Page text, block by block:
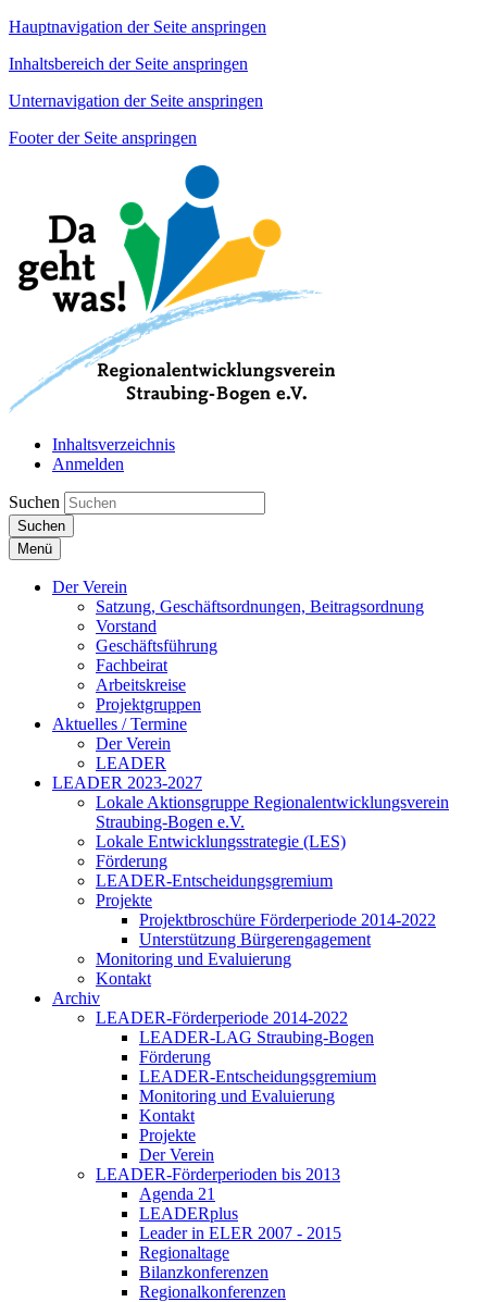
Hauptnavigation der Seite anspringen
Inhaltsbereich der Seite anspringen
Unternavigation der Seite anspringen
Footer der Seite anspringen
Inhaltsverzeichnis
Anmelden
Suchen
Suchen
Menü
Der Verein
Satzung, Geschäftsordnungen, Beitragsordnung
Vorstand
Geschäftsführung
Fachbeirat
Arbeitskreise
Projektgruppen
Aktuelles / Termine
Der Verein
LEADER
LEADER 2023-2027
Lokale Aktionsgruppe Regionalentwicklungsverein
Straubing-Bogen e.V.
Lokale Entwicklungsstrategie (LES)
Förderung
LEADER-Entscheidungsgremium
Projekte
Projektbroschüre Förderperiode 2014-2022
Unterstützung Bürgerengagement
Monitoring und Evaluierung
Kontakt
Archiv
LEADER-Förderperiode 2014-2022
LEADER-LAG Straubing-Bogen
Förderung
LEADER-Entscheidungsgremium
Monitoring und Evaluierung
Kontakt
Projekte
Der Verein
LEADER-Förderperioden bis 2013
Agenda 21
LEADERplus
Leader in ELER 2007 - 2015
Regionaltage
Bilanzkonferenzen
Regionalkonferenzen